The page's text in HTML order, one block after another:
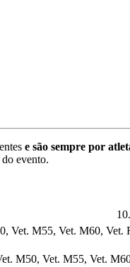
e são sempre por
evento.
Vet. M55, Vet. M60,
M50, Vet. M55, Vet.